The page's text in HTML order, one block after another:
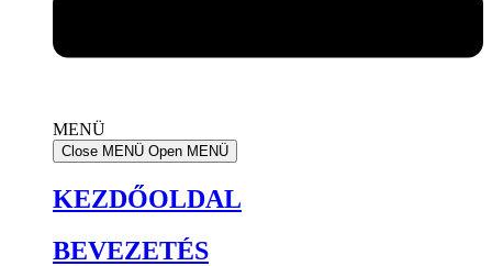
MENÜ
Close MENÜ Open MENÜ
KEZDŐOLDAL
BEVEZETÉS